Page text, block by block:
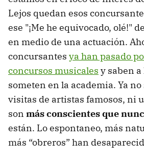
Lejos quedan esos
ese "¡Me he equivocado, olé!"
en medio de una actuación.
concursantes ya han pasado
concursos musicales y saben a
someten en la academia. Ya
visitas de artistas famosos, ni
son más conscientes que
están. Lo espontaneo, más
más “obreros” han